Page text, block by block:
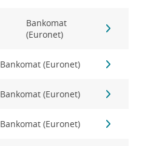
Bankomat
(Euronet)
Bankomat (Euronet)
Bankomat (Euronet)
Bankomat (Euronet)